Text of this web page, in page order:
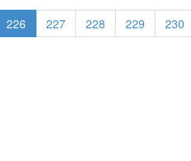
226 227 228 229
230